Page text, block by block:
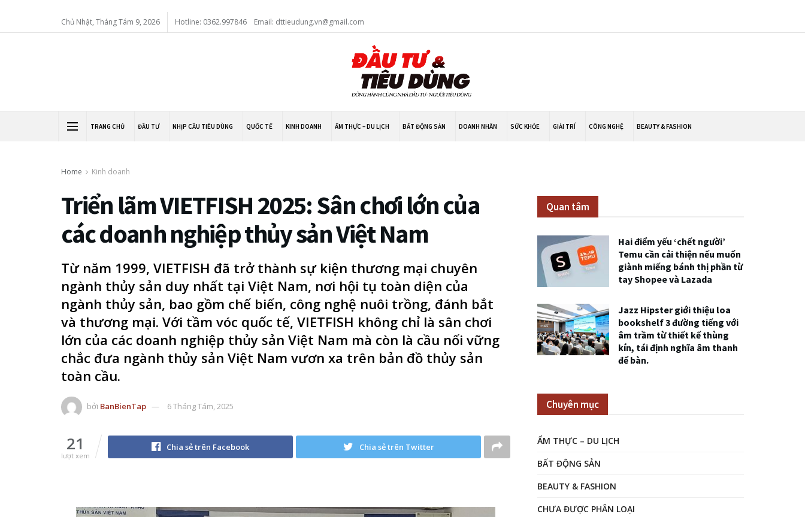
Chủ Nhật, Tháng Tám 9, 2026 Hotline: 0362.997846 Email: dttieudung.vn@gmail.com
TRANG CHỦ ĐẦU TƯ NHỊP CẦU TIÊU DÙNG QUỐC TẾ KINH DOANH ẨM THỰC – DU LỊCH BẤT ĐỘNG SẢN DOANH NHÂN SỨC KHỎE GIẢI TRÍ CÔNG NGHỆ BEAUTY & FASHION
Home Kinh doanh
Triển lãm VIETFISH 2025: Sân chơi lớn của
các doanh nghiệp thủy sản Việt Nam
Từ năm 1999, VIETFISH đã trở thành sự kiện thương mại chuyên
ngành thủy sản duy nhất tại Việt Nam, nơi hội tụ toàn diện của
ngành thủy sản, bao gồm chế biến, công nghệ nuôi trồng, đánh bắt
và thương mại. Với tầm vóc quốc tế, VIETFISH không chỉ là sân chơi
lớn của các doanh nghiệp thủy sản Việt Nam mà còn là cầu nối vững
chắc đưa ngành thủy sản Việt Nam vươn xa trên bản đồ thủy sản
toàn cầu.
bởi BanBienTap 6 Tháng Tám, 2025
21
lượt xem
Chia sẻ trên Facebook Chia sẻ trên Twitter
Quan tâm
Hai điểm yếu ‘chết người’
Temu cần cải thiện nếu muốn
giành miếng bánh thị phần từ
tay Shopee và Lazada
Jazz Hipster giới thiệu loa
bookshelf 3 đường tiếng với
âm trầm từ thiết kế thùng
kín, tái định nghĩa âm thanh
để bàn.
Chuyên mục
ẨM THỰC – DU LỊCH
BẤT ĐỘNG SẢN
BEAUTY & FASHION
CHƯA ĐƯỢC PHÂN LOẠI